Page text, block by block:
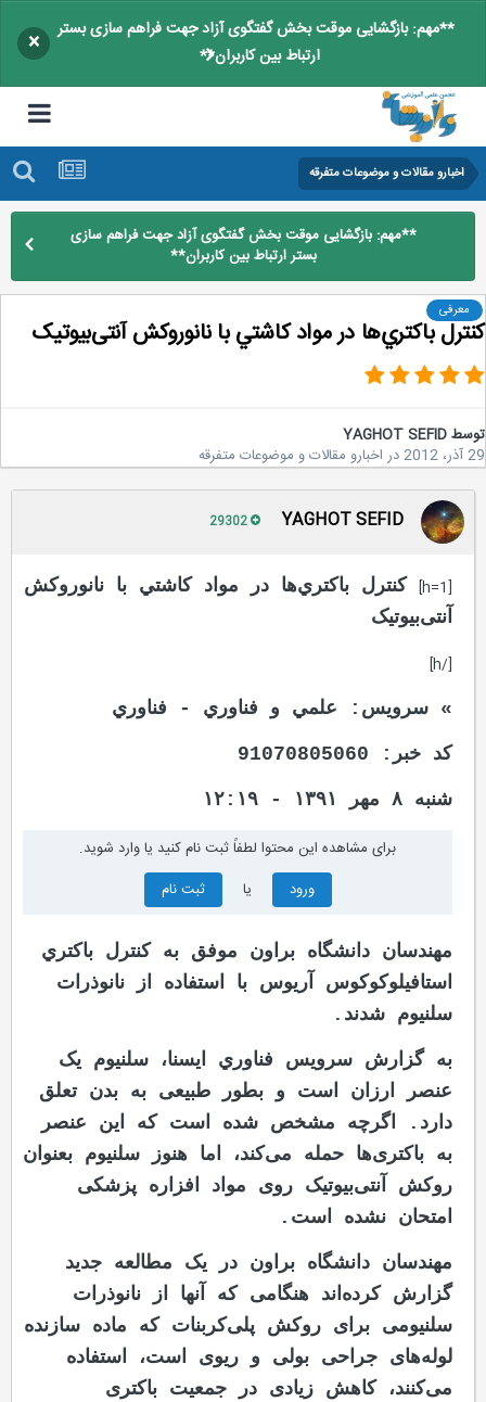
**مهم: بازگشایی موقت بخش گفتگوی آزاد جهت فراهم سازی بستر
ارتباط بین کاربران**
×
اخبارو مقالات و موضوعات متفرقه
**مهم: بازگشایی موقت بخش گفتگوی آزاد جهت فراهم سازی
بستر ارتباط بین کاربران**
معرفی
باکتري‌ها در مواد کاشتي با نانوروکش آنتی‌بیوتیک
YAGHOT SEFID
دراخبارو مقالات و موضوعات متفرقه
YAGHOT SEFID
کنترل باکتري‌ها در مواد کاشتي با نانوروکش
آنتی‌بیوتیک
» سرویس: علمي و فناوري - فناوري
کد خبر: 91070805060
شنبه ۸ مهر ۱۳۹۱ - ۱۲:۱۹
برای مشاهده این محتوا لطفاً ثبت نام کنید یا وارد شوید.
ورود
ثبت نام
مهندسان دانشگاه براون موفق به كنترل باكتري
استافیلوکوکوس آریوس با استفاده از نانوذرات
سلنيوم شدند.
به گزارش سرويس فناوري ايسنا، سلنیوم یک
عنصر ارزان است و بطور طبیعی به بدن تعلق
دارد. اگرچه مشخص شده است که این عنصر
به باکتری‌ها حمله می‌کند، اما هنوز سلنیوم بعنوان
روکش آنتی‌بیوتیک روی مواد افزاره پزشکی
امتحان نشده است.
مهندسان دانشگاه براون در یک مطالعه جدید
گزارش کرده‌اند هنگامی که آنها از نانوذرات
سلنیومی برای روکش پلی‌کربنات که ماده سازنده
لوله‌های جراحی بولی و ریوی است، استفاده
می‌کنند، کاهش زیادی در جمعیت باکتری